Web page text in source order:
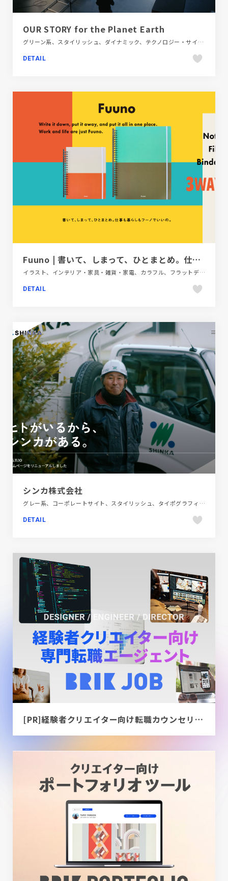
OUR STORY for the Planet Earth
グリーン系、スタイリッシュ、ダイナミック、テクノロジー・サイエンス、ブラック系 、ブルー系、ホワイト系、映像、海外サイト
DETAIL
Fuuno | 書いて、しまって、ひとまとめ。仕事も暮らしもフーノでいいの。
イラスト、インテリア・家具・雑貨・家電、カラフル、フラットデザイン、ブランド・サービスサイト、ポップ
DETAIL
シンカ株式会社
グレー系、コーポレートサイト、スタイリッシュ、タイポグラフィー、テクノロジー・サイエンス、ポップ
DETAIL
[PR]経験者クリエイター向け転職カウンセリング｜デザイナー / ディレクター / エンジニア